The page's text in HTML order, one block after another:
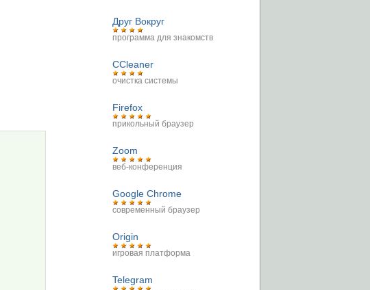
Друг Вокруг
программа для знакомств
CCleaner
очистка системы
Firefox
прикольный браузер
Zoom
веб-конференция
Google Chrome
современный браузер
Origin
игровая платформа
Telegram